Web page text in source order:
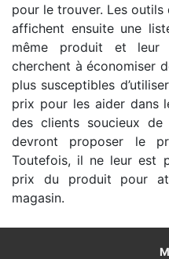
pour le trouver. Les
affichent ensuite une
même produit et
cherchent à économiser
plus susceptibles
prix pour les aider dans
des clients soucieux
devront proposer le
Toutefois, il ne leur est
prix du produit pour
magasin.